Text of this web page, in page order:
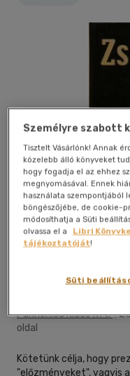
Pannonica Kiadó Kft.|
oldal
Kötetünk célja, hogy
"előzményeket", vagyis
Személyre szabott
Tisztelt Vásárlónk! Annak
közelebb álló könyveket
hogy fogadja el az ehhez
megnyomásával. Ennek
használata szempontjából
böngészőjébe, de cookie-
módosíthatja a Süti
olvassa el a
Libri
tájékoztatóját!
Süti